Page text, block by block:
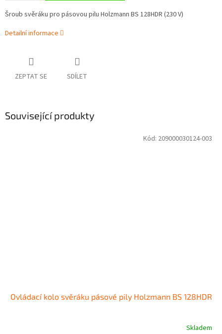
Šroub svěráku pro pásovou pilu Holzmann BS 128HDR (230 V)
Detailní informace
ZEPTAT SE SDÍLET
Související produkty
Ovládací kolo svěráku pásové pily Holzmann BS 128HDR
Skladem
Kód: 209000030124-003